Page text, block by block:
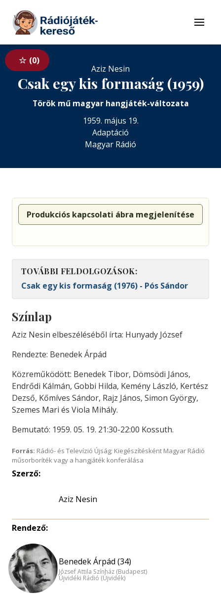
Tovább a tartalomhoz
Menü
0
Aziz Nesin
Csak egy kis formaság (1959)
Török mű magyar hangjáték-változata
1959. május 19.
Adaptáció
Magyar Rádió
Produkciós kapcsolati ábra megjelenítése
TOVÁBBI FELDOLGOZÁSOK:
Csak egy kis formaság (1976) - Pós Sándor
Színlap
Aziz Nesin elbeszéléséből írta: Hunyady József
Rendezte: Benedek Árpád
Közreműködött: Benedek Tibor, Dömsödi János,
Endrődi Kálmán, Gobbi Hilda, Kemény László, Kertész
Dezső, Kőmíves Sándor, Rajz János, Simon György,
Szemes Mari és Viola Mihály.
Bemutató: 1959. 05. 19. 21:30-22:00 Kossuth.
Forrás: Rádió- és Televízió Újság; Kiegészítésként Magyar Rádió
műsorboríték vagy a hangjáték konferálása
Szerző:
Aziz Nesin
Rendező:
Benedek Árpád (34)
József Attila Színház (Budapest)
Újvidéki Rádió (Újvidék)